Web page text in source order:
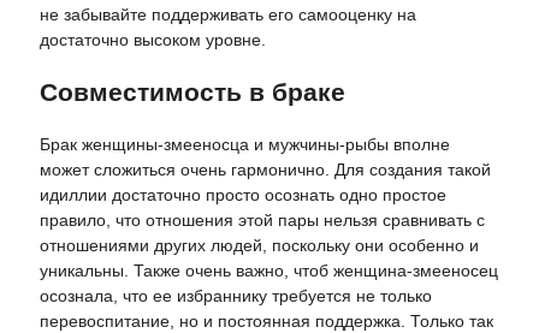
не забывайте поддерживать его самооценку на
достаточно высоком уровне.
Совместимость в браке
Брак женщины-змееносца и мужчины-рыбы вполне
может сложиться очень гармонично. Для создания такой
идиллии достаточно просто осознать одно простое
правило, что отношения этой пары нельзя сравнивать с
отношениями других людей, поскольку они особенно и
уникальны. Также очень важно, чтоб женщина-змееносец
осознала, что ее избраннику требуется не только
перевоспитание, но и постоянная поддержка. Только так